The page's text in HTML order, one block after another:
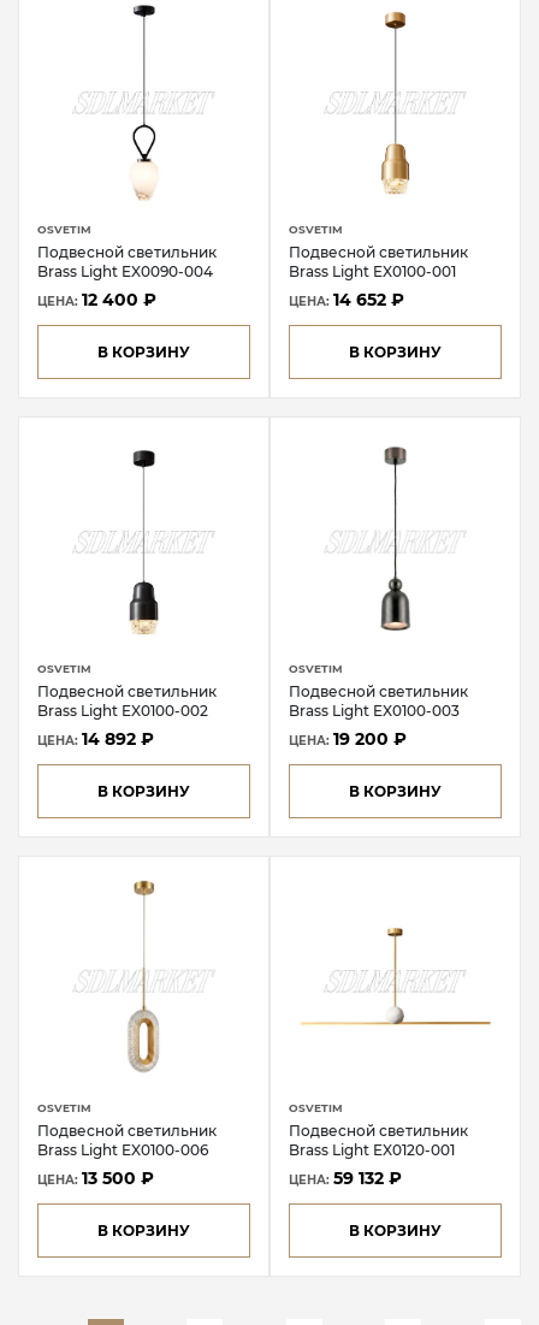
OSVETIM
Подвесной светильник
Brass Light EX0090-004
ЦЕНА: 12 400 ₽
В КОРЗИНУ
OSVETIM
Подвесной светильник
Brass Light EX0100-001
ЦЕНА: 14 652 ₽
В КОРЗИНУ
OSVETIM
Подвесной светильник
Brass Light EX0100-002
ЦЕНА: 14 892 ₽
В КОРЗИНУ
OSVETIM
Подвесной светильник
Brass Light EX0100-003
ЦЕНА: 19 200 ₽
В КОРЗИНУ
OSVETIM
Подвесной светильник
Brass Light EX0100-006
ЦЕНА: 13 500 ₽
В КОРЗИНУ
OSVETIM
Подвесной светильник
Brass Light EX0120-001
ЦЕНА: 59 132 ₽
В КОРЗИНУ